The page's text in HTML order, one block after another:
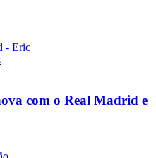
com o Real Madrid e